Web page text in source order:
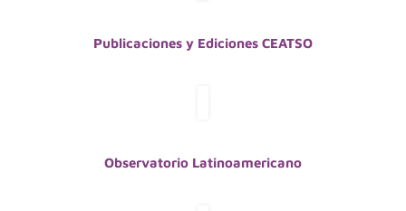
Publicaciones y Ediciones CEATSO
Observatorio Latinoamericano